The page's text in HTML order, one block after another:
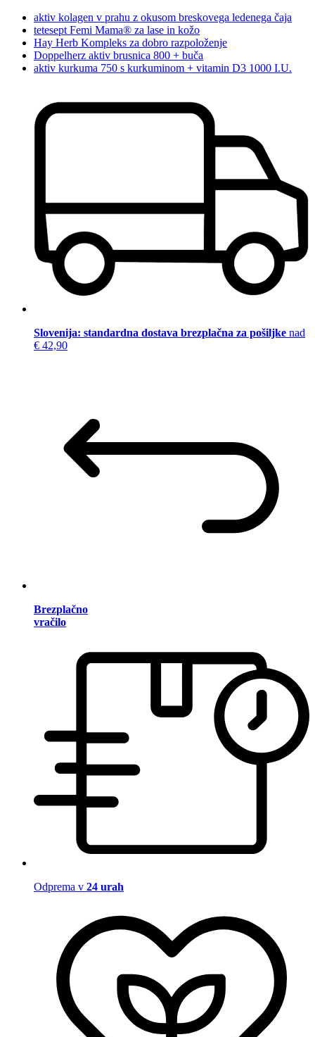
aktiv kolagen v prahu z okusom breskovega ledenega čaja
tetesept Femi Mama® za lase in kožo
Hay Herb Kompleks za dobro razpoloženje
Doppelherz aktiv brusnica 800 + buča
aktiv kurkuma 750 s kurkuminom + vitamin D3 1000 I.U.
Slovenija: standardna dostava brezplačna za pošiljke nad
€ 42,90
Brezplačno
vračilo
Odprema v 24 urah